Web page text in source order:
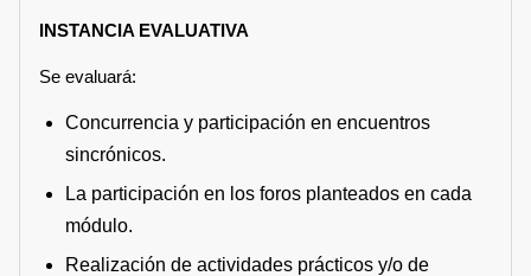
INSTANCIA EVALUATIVA
Se evaluará:
Concurrencia y participación en encuentros
sincrónicos.
La participación en los foros planteados en cada
módulo.
Realización de actividades prácticos y/o de